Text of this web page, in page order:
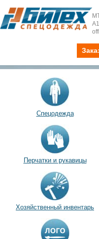
А1
Спецодежда
Перчатки и рукавицы
Хозяйственный инвентарь